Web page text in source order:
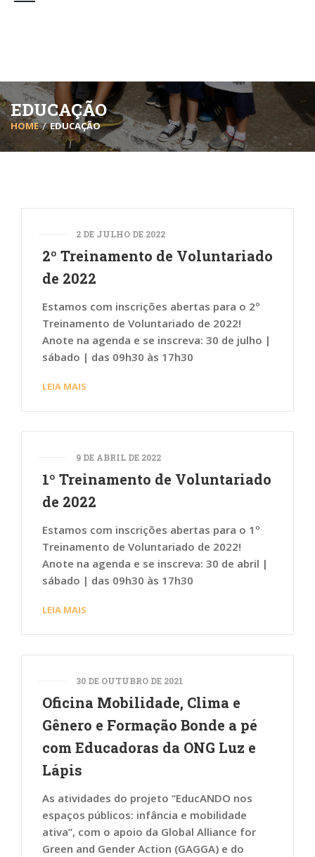
EDUCAÇÃO
HOME EDUCAÇÃO
2 DE JULHO DE 2022
2º Treinamento de Voluntariado
de 2022
Estamos com inscrições abertas para o 2º
Treinamento de Voluntariado de 2022!
Anote na agenda e se inscreva: 30 de julho |
sábado | das 09h30 às 17h30
LEIA MAIS
9 DE ABRIL DE 2022
1º Treinamento de Voluntariado
de 2022
Estamos com inscrições abertas para o 1º
Treinamento de Voluntariado de 2022!
Anote na agenda e se inscreva: 30 de abril |
sábado | das 09h30 às 17h30
LEIA MAIS
30 DE OUTUBRO DE 2021
Oficina Mobilidade, Clima e
Gênero e Formação Bonde a pé
com Educadoras da ONG Luz e
Lápis
As atividades do projeto “EducANDO nos
espaços públicos: infância e mobilidade
ativa”, com o apoio da Global Alliance for
Green and Gender Action (GAGGA) e do